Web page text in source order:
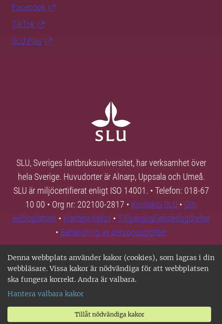
Denna webbplats använder kakor (cookies), som lagras i din
webbläsare. Vissa kakor är nödvändiga för att webbplatsen
ska fungera korrekt. Andra är valbara.
Hantera valbara kakor
Tillåt nödvändiga kakor
Facebook
TikTok
SLU Play
SLU, Sveriges lantbruksuniversitet, har verksamhet över
hela Sverige. Huvudorter är Alnarp, Uppsala och Umeå.
SLU är miljöcertifierat enligt ISO 14001. • Telefon: 018-67
10 00 • Org nr: 202100-2817 • Kontakta SLU • Om
webbplatsen • Hantera kakor • Tillgänglighetsredogörelse
• Behandling av personuppgifter